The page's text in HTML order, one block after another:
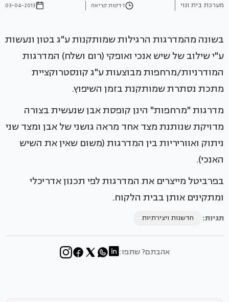
מערכת בית ונוי 1 דקות קריאה 03-04-2013
בשונה מהמדרגות הרגילות שמותקנות ע"ג בטון ונעשות
ע"י שילוב של שיש אנכי ואופקי (רום ושלח) המדרגות
המודרניות/מרחפות מבוצעות ע"ג קונסטרוקציית
מתכת נסתרת שמותקנת בזמן השיפוץ.
מדרגות "מרחפות" הינן קופסת אבן שנעשית בצורה
מדויקת שנותנת מצד אחד מראה גושני של אבן ומצד שני
ניתוק ואווריריות בין המדרגות (משום שאין את השיש
האנכי).
בפרביטל מייצרים את המדרגות לפי תכנון אדריכלי
ומתקינים אותן בבית הלקוח.
תגיות: חדשנות ויצירתיות
אהבתם? שתפו: